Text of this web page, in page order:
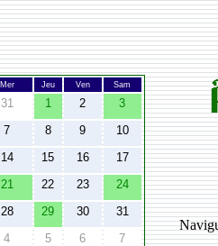
Mer Jeu Ven Sam
31 1 2
3
7 8 9
10
14 15 16
17
21 22 23
24
28 29 30
31
4 5 6 7